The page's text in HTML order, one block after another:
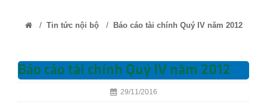
/ Tin tức nội bộ/ Báo cáo tài chính Quý IV năm 2012
Báo cáo tài chính Quý IV năm 2012
29/11/2016